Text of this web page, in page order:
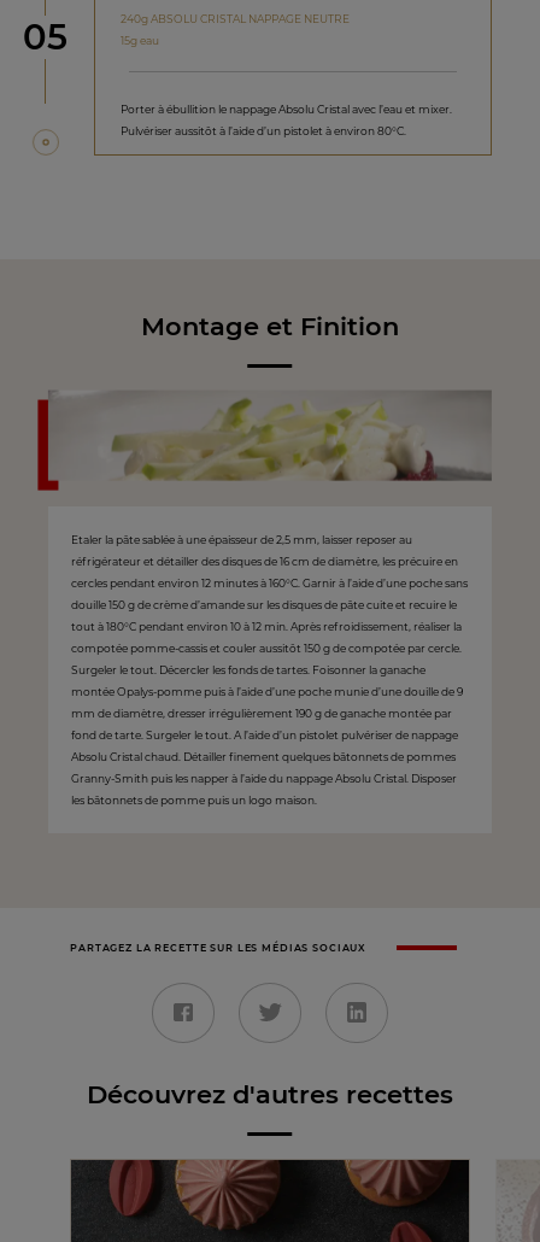
étape
05
240g ABSOLU CRISTAL NAPPAGE NEUTRE
15g eau
Porter à ébullition le nappage Absolu Cristal avec l’eau et mixer.
Pulvériser aussitôt à l’aide d’un pistolet à environ 80°C.
Montage et Finition
Etaler la pâte sablée à une épaisseur de 2,5 mm, laisser reposer au
réfrigérateur et détailler des disques de 16 cm de diamètre, les précuire en
cercles pendant environ 12 minutes à 160°C. Garnir à l’aide d’une poche sans
douille 150 g de crème d’amande sur les disques de pâte cuite et recuire le
tout à 180°C pendant environ 10 à 12 min. Après refroidissement, réaliser la
compotée pomme-cassis et couler aussitôt 150 g de compotée par cercle.
Surgeler le tout. Décercler les fonds de tartes. Foisonner la ganache
montée Opalys-pomme puis à l’aide d’une poche munie d’une douille de 9
mm de diamètre, dresser irrégulièrement 190 g de ganache montée par
fond de tarte. Surgeler le tout. A l’aide d’un pistolet pulvériser de nappage
Absolu Cristal chaud. Détailler finement quelques bâtonnets de pommes
Granny-Smith puis les napper à l’aide du nappage Absolu Cristal. Disposer
les bâtonnets de pomme puis un logo maison.
PARTAGEZ LA RECETTE SUR LES MÉDIAS SOCIAUX
Découvrez d'autres recettes